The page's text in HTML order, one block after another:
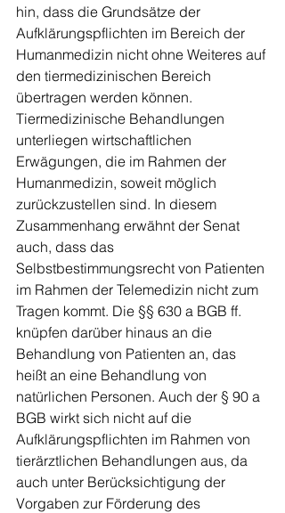
hin, dass die Grundsätze der
Aufklärungspflichten im Bereich der
Humanmedizin nicht ohne Weiteres auf
den tiermedizinischen Bereich
übertragen werden können.
Tiermedizinische Behandlungen
unterliegen wirtschaftlichen
Erwägungen, die im Rahmen der
Humanmedizin, soweit möglich
zurückzustellen sind. In diesem
Zusammenhang erwähnt der Senat
auch, dass das
Selbstbestimmungsrecht von Patienten
im Rahmen der Telemedizin nicht zum
Tragen kommt. Die §§ 630 a BGB ff.
knüpfen darüber hinaus an die
Behandlung von Patienten an, das
heißt an eine Behandlung von
natürlichen Personen. Auch der § 90 a
BGB wirkt sich nicht auf die
Aufklärungspflichten im Rahmen von
tierärztlichen Behandlungen aus, da
auch unter Berücksichtigung der
Vorgaben zur Förderung des